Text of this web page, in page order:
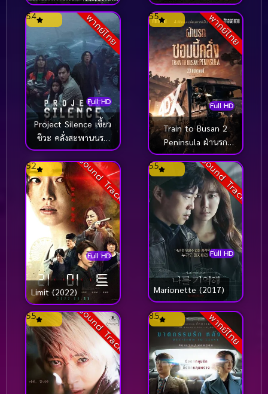
พากย์ไทย
Full HD
5.4
Project Silence เขี้ยว
ชีวะ คลั่งสะพานนรก
(2023)
พากย์ไทย
Full HD
5.5
Train to Busan 2
Peninsula ฝ่านรก
ซอมบี้คลั่ง 2 (2020)
Sound Track
Full HD
5.2
Limit (2022)
Sound Track
Full HD
5.5
Marionette (2017)
Sound Track
5.5 พากย์ไทย
8.5